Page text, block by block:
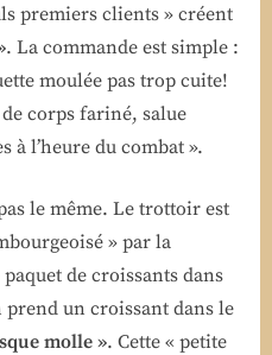
premiers clients » créent
. La commande est simple :
moulée pas trop cuite!
corps fariné, salue
à l’heure du combat ».
le même. Le trottoir est
» par la
de croissants dans
prend un croissant dans le
molle ». Cette « petite